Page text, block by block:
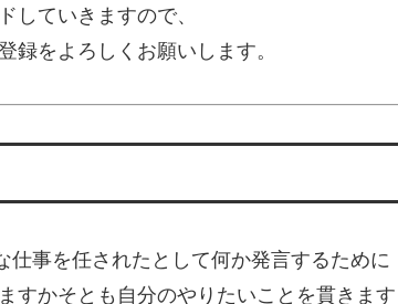
していきますので、
録をよろしくお願いします。
事を任されたとして何か発言するために
すかそとも自分のやりたいことを貫きます